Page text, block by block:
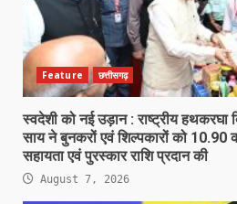
Feature छत्तीसगढ़
स्वदेशी को नई उड़ान : राष्ट्रीय हथकरघा
साय ने बुनकरों एवं शिल्पकारों को
सहायता एवं पुरस्कार राशि प्रदान की
August 7, 2026